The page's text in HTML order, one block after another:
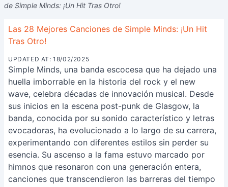
de Simple Minds: ¡Un Hit Tras Otro!
Las 28 Mejores Canciones de Simple Minds: ¡Un Hit
Tras Otro!
UPDATED AT: 18/02/2025
Simple Minds, una banda escocesa que ha dejado una
huella imborrable en la historia del rock y el new
wave, celebra décadas de innovación musical. Desde
sus inicios en la escena post-punk de Glasgow, la
banda, conocida por su sonido característico y letras
evocadoras, ha evolucionado a lo largo de su carrera,
experimentando con diferentes estilos sin perder su
esencia. Su ascenso a la fama estuvo marcado por
himnos que resonaron con una generación entera,
canciones que transcendieron las barreras del tiempo